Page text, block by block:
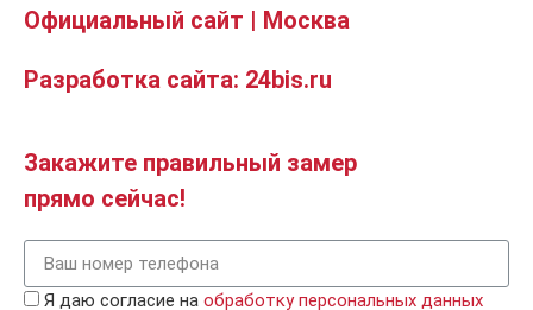
Официальный сайт | Москва
Разработка сайта: 24bis.ru
Закажите правильный замер
прямо сейчас!
Я даю согласие на обработку персональных данных